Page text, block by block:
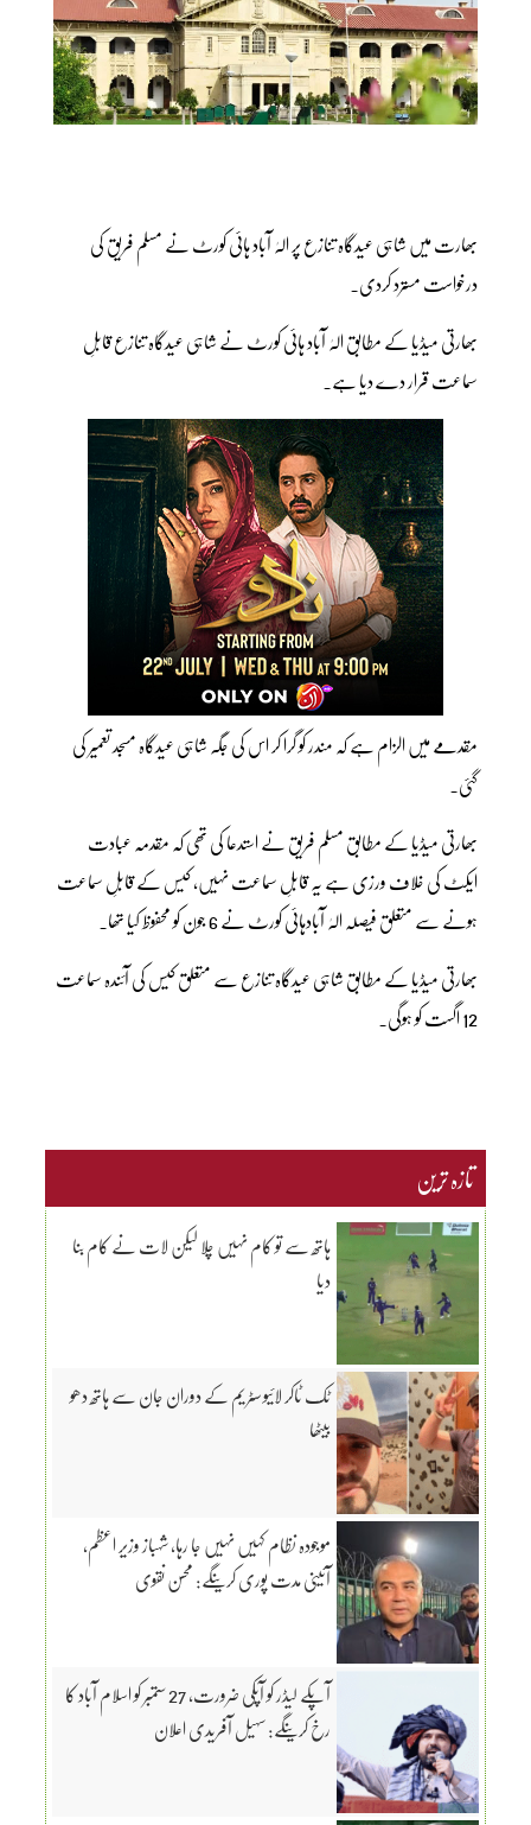
بھارت میں شاہی عیدگاہ تنازع پر الہٰ آباد ہائی کورٹ نے مسلم فریق کی
درخواست مسترد کردی۔
بھارتی میڈیا کے مطابق الہٰ آباد ہائی کورٹ نے شاہی عیدگاہ تنازع قابلِ
سماعت قرار دے دیا ہے۔
مقدمے میں الزام ہے کہ مندر کو گرا کر اس کی جگہ شاہی عیدگاہ مسجد تعمیر کی
گئی۔
بھارتی میڈیا کے مطابق مسلم فریق نے استدعا کی تھی کہ مقدمہ عبادت
ایکٹ کی خلاف ورزی ہے یہ قابلِ سماعت نہیں، کیس کے قابلِ سماعت
ہونے سے متعلق فیصلہ الہٰ آبادہائی کورٹ نے 6 جون کو محفوظ کیا تھا۔
بھارتی میڈیا کے مطابق شاہی عیدگاہ تنازع سے متعلق کیس کی آئندہ سماعت
12 اگست کو ہوگی۔
تازہ ترین
ہاتھ سے تو کام نہیں چلا لیکن لات نے کام بنا
دیا
ٹک ٹاکر لائیو سٹریم کے دوران جان سے ہاتھ دھو
بیٹھا
موجودہ نظام کہیں نہیں جا رہا، شہباز وزیر اعظم،
آئینی مدت پوری کرینگے: محسن نقوی
آپکے لیڈر کو آپکی ضرورت، 27 ستمبر کو اسلام آباد کا
رخ کرینگے: سہیل آفریدی اعلان